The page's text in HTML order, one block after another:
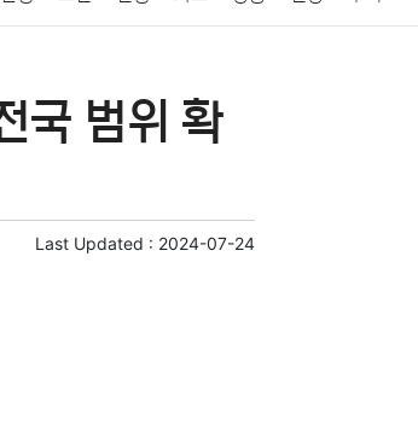
외국어 교육 교통 생활
국 범위 확
Last Updated : 2024-07-24